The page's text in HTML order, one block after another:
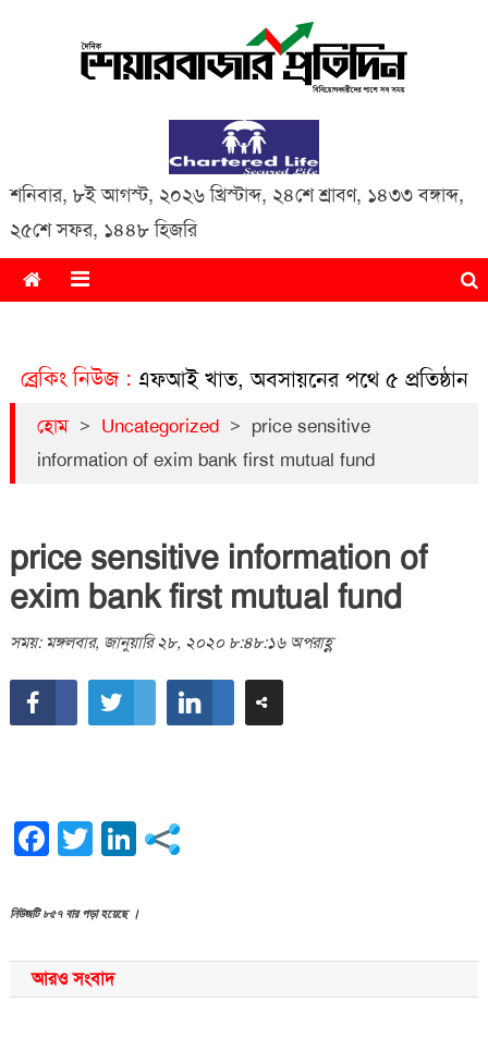
Daily Share Bazar Protidin
শনিবার, ৮ই আগস্ট, ২০২৬ খ্রিস্টাব্দ, ২৪শে শ্রাবণ, ১৪৩৩ বঙ্গাব্দ,
২৫শে সফর, ১৪৪৮ হিজরি
ব্রেকিং নিউজ :খাত, অবসায়নের পথে ৫ প্রতিষ্ঠান ব্লক
হোম > Uncategorized > price sensitive
information of exim bank first mutual fund
price sensitive information of
exim bank first mutual fund
সময়: মঙ্গলবার, জানুয়ারি ২৮, ২০২০ ৮:৪৮:১৬ অপরাহ্ণ
Facebook
TwitterLinkedIn
নিউজটি ৮৫৭ বার পড়া হয়েছে ।
আরও সংবাদ